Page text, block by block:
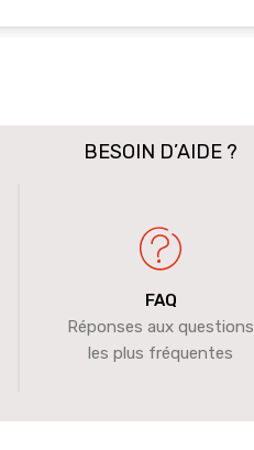
BESOIN D’AIDE ?
FAQ
Réponses aux questions
les plus fréquentes